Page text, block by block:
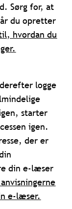
Sørg for, at
du opretter
hvordan du
logge
starter
igen.
der er
din e-læser
e-læser.